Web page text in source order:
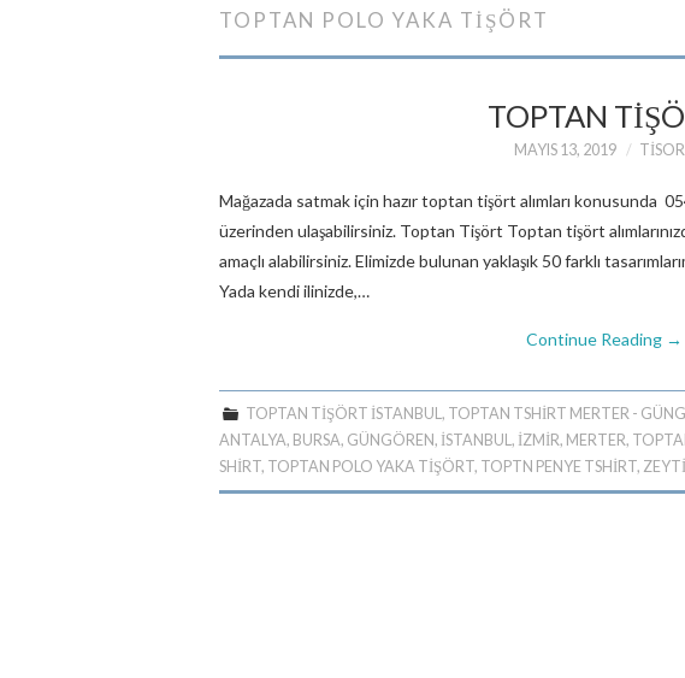
TOPTAN POLO YAKA TIŞÖRT
TOPTAN
MAYIS 13, 2019
Mağazada satmak için hazır toptan tişört alımları konusunda
üzerinden ulaşabilirsiniz. Toptan Tişört Toptan tişört
amaçlı alabilirsiniz. Elimizde bulunan yaklaşık 50 farklı
Yada kendi ilinizde,…
Continue Reading →
TOPTAN TIŞÖRT ISTANBUL, TOPTAN TSHIRT MERTER -
ANTALYA, BURSA, GÜNGÖREN, ISTANBUL , İZMIR, MERTER,
SHIRT, TOPTAN POLO YAKA TIŞÖRT, TOPTN PENYE TSHIRT,